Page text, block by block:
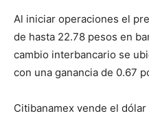
Al iniciar operaciones el
de hasta 22.78 pesos en
cambio interbancario se
con una ganancia de 0.67
Citibanamex vende el